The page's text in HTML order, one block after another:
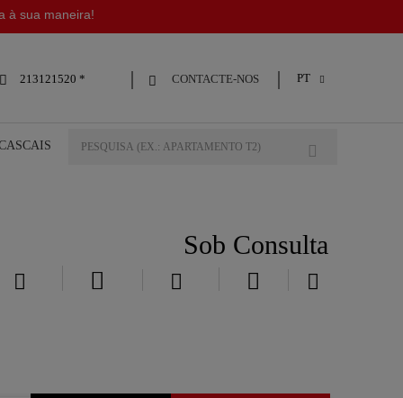
PT 
CONTACTE-NOS
 213121520 * 
à sua maneira!
Sob Consulta
    